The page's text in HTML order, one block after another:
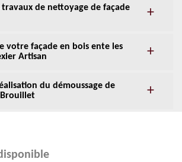
travaux de nettoyage de façade
votre façade en bois ente les
Artisan
du démoussage de